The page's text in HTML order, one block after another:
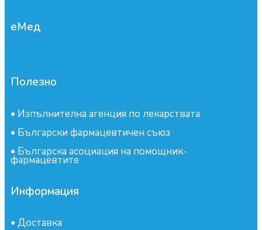
еМед
Полезно
• Изпълнителна агенция по лекарствата
• Български фармацевтичен съюз
• Българска асоциация на помощник-
фармацевтите
Информация
• Доставка